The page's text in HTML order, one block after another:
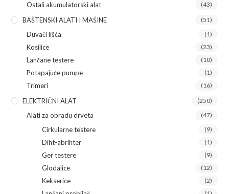
Ostali akumulatorski alat (43)
BAŠTENSKI ALATI I MAŠINE (51)
Duvači lišća (1)
Kosilice (23)
Lančane testere (10)
Potapajuće pumpe (1)
Trimeri (16)
ELEKTRIČNI ALAT (250)
Alati za obradu drveta (47)
Cirkularne testere (9)
Diht-abrihter (1)
Ger testere (9)
Glodalice (12)
Kekserice (2)